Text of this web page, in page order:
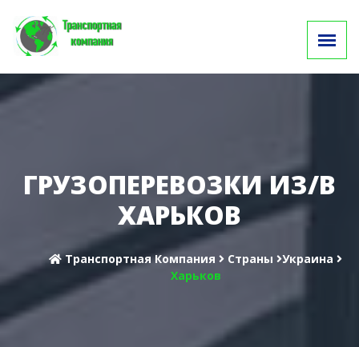
ГРУЗОПЕРЕВОЗКИ ИЗ/В
ХАРЬКОВ
Транспортная Компания Cтраны
Украина
Харьков